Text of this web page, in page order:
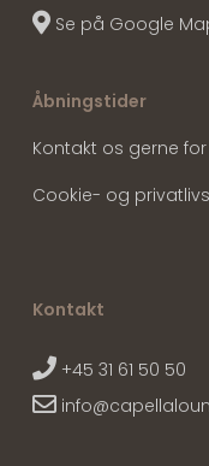
Se på Google
Åbningstider
Kontakt os gerne
Cookie- og
Kontakt
+45 31 61 50 50